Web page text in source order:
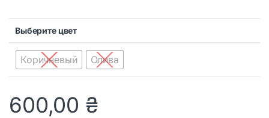
Выберите цвет
Коричневый Олива
600,00 ₴